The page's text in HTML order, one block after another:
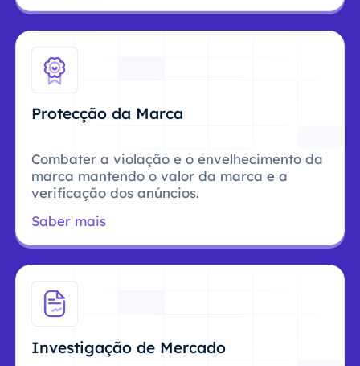
Protecção da Marca
Combater a violação e o envelhecimento da
marca mantendo o valor da marca e a
verificação dos anúncios.
Saber mais
Investigação de Mercado